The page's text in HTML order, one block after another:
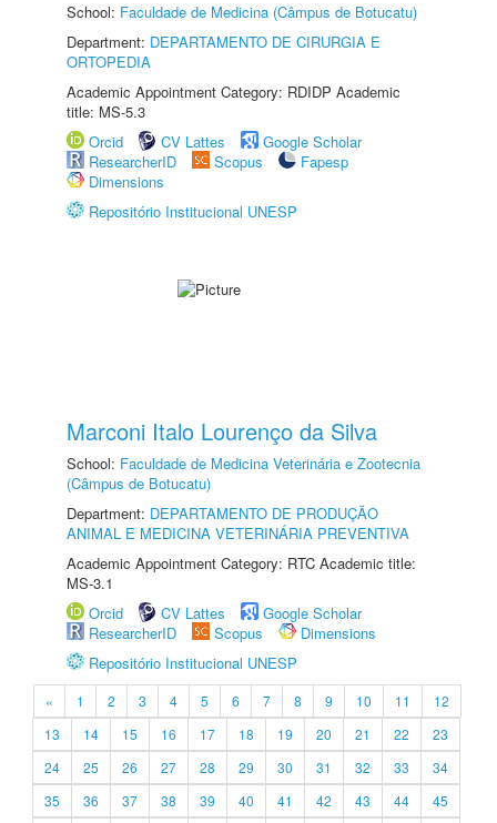
School: Faculdade de Medicina (Câmpus de Botucatu)
Department: DEPARTAMENTO DE CIRURGIA E
ORTOPEDIA
Academic Appointment Category: RDIDP Academic
title: MS-5.3
Orcid
CV Lattes
Google Scholar
ResearcherID
Scopus
Fapesp
Dimensions
Repositório Institucional UNESP
Marconi Italo Lourenço da Silva
School: Faculdade de Medicina Veterinária e Zootecnia
(Câmpus de Botucatu)
Department: DEPARTAMENTO DE PRODUÇÃO
ANIMAL E MEDICINA VETERINÁRIA PREVENTIVA
Academic Appointment Category: RTC Academic title:
MS-3.1
Orcid
CV Lattes
Google Scholar
ResearcherID
Scopus
Dimensions
Repositório Institucional UNESP
« 1 2 3 4 5 6 7 8 9 10 11
12
13
14 15 16 17 18 19 20 21 22
23
24
25 26 27 28 29 30 31 32 33
34
35
36 37 38 39 40 41 42 43 44
45